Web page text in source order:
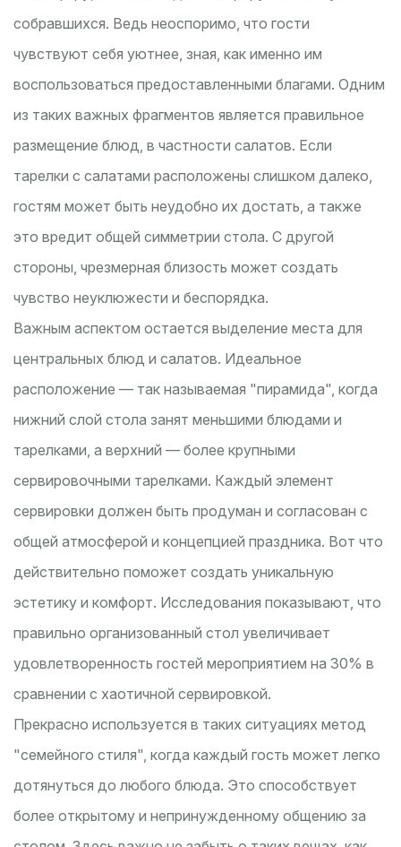
собравшихся. Ведь неоспоримо, что гости
чувствуют себя уютнее, зная, как именно им
воспользоваться предоставленными благами. Одним
из таких важных фрагментов является правильное
размещение блюд, в частности салатов. Если
тарелки с салатами расположены слишком далеко,
гостям может быть неудобно их достать, а также
это вредит общей симметрии стола. С другой
стороны, чрезмерная близость может создать
чувство неуклюжести и беспорядка.
Важным аспектом остается выделение места для
центральных блюд и салатов. Идеальное
расположение — так называемая "пирамида", когда
нижний слой стола занят меньшими блюдами и
тарелками, а верхний — более крупными
сервировочными тарелками. Каждый элемент
сервировки должен быть продуман и согласован с
общей атмосферой и концепцией праздника. Вот что
действительно поможет создать уникальную
эстетику и комфорт. Исследования показывают, что
правильно организованный стол увеличивает
удовлетворенность гостей мероприятием на 30% в
сравнении с хаотичной сервировкой.
Прекрасно используется в таких ситуациях метод
"семейного стиля", когда каждый гость может легко
дотянуться до любого блюда. Это способствует
более открытому и непринужденному общению за